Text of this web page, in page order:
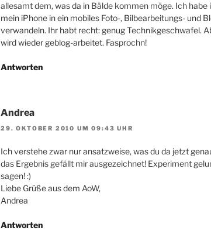
allesamt dem, was da in Bälde kommen möge. Ich
mein iPhone in ein mobiles Foto-, Bilbearbeitungs- und
verwandeln. Ihr habt recht: genug Technikgeschwafel.
wird wieder geblog-arbeitet. Fasprochn!
Antworten
Andrea
29. OKTOBER 2010 UM 09:43 UHR
Ich verstehe zwar nur ansatzweise, was du da jetzt
das Ergebnis gefällt mir ausgezeichnet! Experiment
sagen! :)
Liebe Grüße aus dem AoW,
Andrea
Antworten